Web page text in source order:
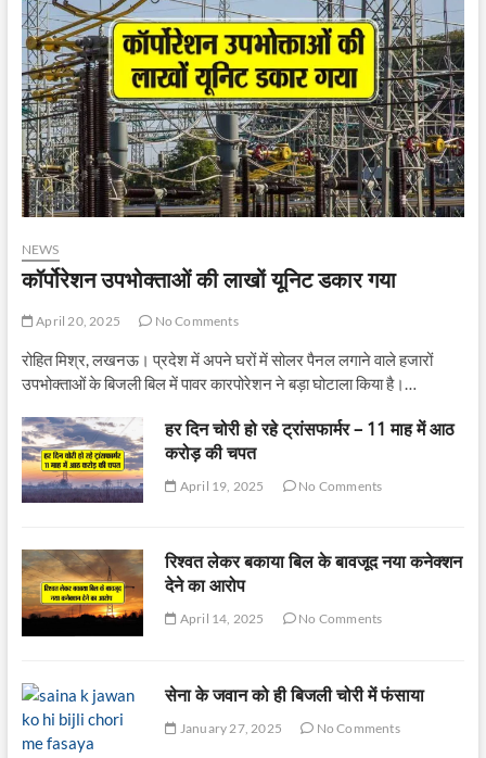
NEWS
कॉर्पोरेशन उपभोक्ताओं की लाखों यूनिट डकार गया
April 20, 2025 No Comments
रोहित मिश्र, लखनऊ। प्रदेश में अपने घरों में सोलर पैनल लगाने वाले हजारों
उपभोक्ताओं के बिजली बिल में पावर कारपोरेशन ने बड़ा घोटाला किया है।…
हर दिन चोरी हो रहे ट्रांसफार्मर – 11 माह में आठ
करोड़ की चपत
April 19, 2025 No Comments
रिश्वत लेकर बकाया बिल के बावजूद नया कनेक्शन
देने का आरोप
April 14, 2025 No Comments
सेना के जवान को ही बिजली चोरी में फंसाया
January 27, 2025 No Comments